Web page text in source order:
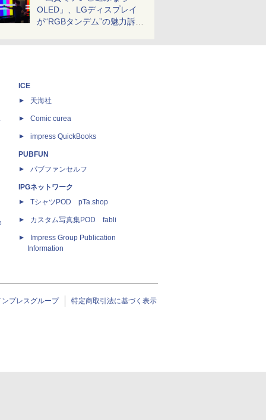
OLED」、LGディスプレイ
が“RGBタンデム”の魅力訴
ICE
天海社
Comic curea
impress QuickBooks
PUBFUN
パブファンセルフ
IPGネットワーク
TシャツPOD pTa.shop
カスタム写真集POD fabli
Impress Group Publication
Information
ンプレスグループ 特定商取引法に基づく表示